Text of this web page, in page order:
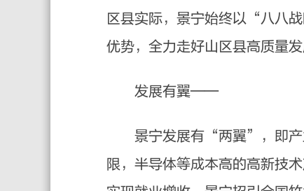
区县实际，景宁始终以“八八
优势，全力走好山区县高质量
发展有翼——
景宁发展有“两翼”，即产业
限，半导体等成本高的高新技